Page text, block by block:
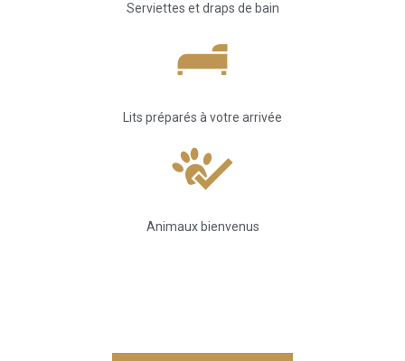
Serviettes et draps de bain
Lits préparés à votre arrivée
Animaux bienvenus